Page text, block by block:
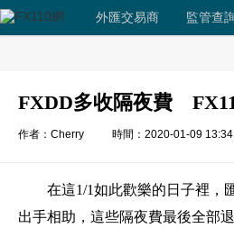
外匯交易商 監管查
FXDD多收隔夜費
作者：Cherry 時間：2020-01-09
在這1/1如此歡樂的日子裡，
出手相助，這些隔夜費最後全部